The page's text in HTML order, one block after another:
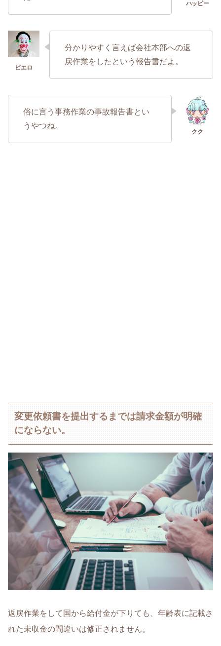
分かりやすく言えば会社本部への返
戻作業をしたという報告書だよ。
俗に言う事務作業の事故報告書とい
うやつね。
変更依頼書を提出するまでは請求金額が明確
にならない。
返戻作業をして国から給付金が下りても、年齢表に記載さ
れた未収金の間違いは修正されません。